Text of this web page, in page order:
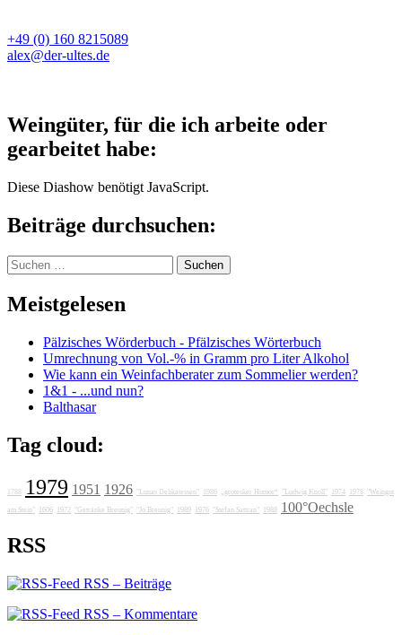
+49 (0) 160 8215089
alex@der-ultes.de
Weingüter, für die ich arbeite oder
gearbeitet habe:
Diese Diashow benötigt JavaScript.
Beiträge durchsuchen:
Suchen
nach:
Meistgelesen
Pälzisches Wörderbuch - Pfälzisches Wörterbuch
Umrechnung von Vol.-% in Gramm pro Liter Alkohol
Wie kann ein Weinfachberater zum Sommelier werden?
1&1 - ...und nun?
Balthasar
Tag cloud:
1788 1979 1951 1926 "Lunas Delikatessen" 1986 „grotesker Humor“ "Ludwig Knoll" 1974 1978 "Weingut
am Stein" 1606 1972 "Getränke Breunig" "Jo Breunig" 1989 1976 "Stefan Sattran" 1988 100°Oechsle
RSS
RSS – Beiträge
RSS – Kommentare